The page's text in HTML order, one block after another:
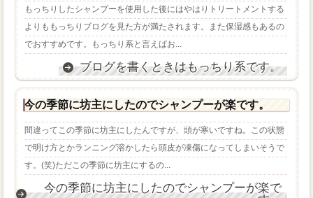
もっちりしたシャンプーを使用した後にはやはりトリートメントする
よりももっちりブログを見た方が満たされます。また保湿感もあるの
でおすすめです。もっちり系と言えばお...
ブログを書くときはもっちり系です。
今の季節に坊主にしたのでシャンプーが楽です。
間違ってこの季節に坊主にしたんですが、頭が寒いですね。この状態
で明け方とかランニング溶かしたら頭皮が凍傷になってしまいそうで
す。(笑)ただこの季節に坊主にするの...
今の季節に坊主にしたのでシャンプーが楽で